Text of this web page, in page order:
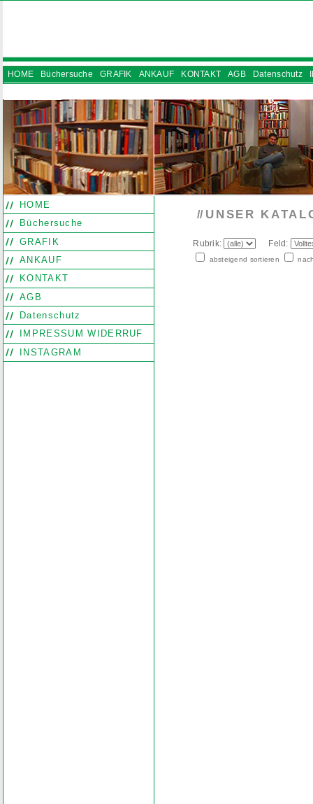
HOME Büchersuche GRAFIK ANKAUF KONTAKT AGB Datenschutz
HOME
Büchersuche
GRAFIK
ANKAUF
KONTAKT
AGB
Datenschutz
IMPRESSUM WIDERRUF
INSTAGRAM
// UNSER
Rubrik: Feld:
absteigend sortieren